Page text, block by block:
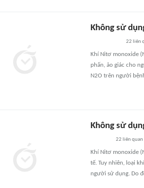
Không sử
22 liên
Khí Nitơ monoxide
phấn, ảo giác cho
N2O trên người
Không sử
22 liên quan
Khí Nitơ monoxide
tế. Tuy nhiên, loại
người sử dụng. Do